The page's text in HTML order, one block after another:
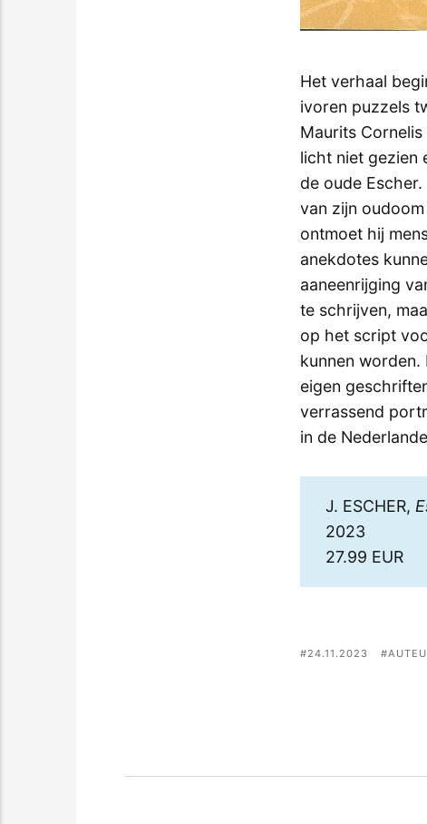
Het verhaal
ivoren puzzels
Maurits
licht niet gezien
de oude
van zijn
ontmoet hij
anekdotes
aaneenrijging
te schrijven,
op het script
kunnen
eigen
verrassend
in de
J. ESCHER,
2023
27.99 EUR
24.11.2023